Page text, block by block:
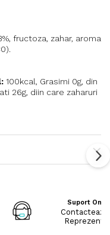
fructoza, zahar, aroma
100kcal, Grasimi 0g, din
26g, diin care zaharuri
Suport
Contacteaza